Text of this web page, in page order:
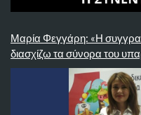
Μαρία Φεγγάρη: «Η
διασχίζω τα σύνορα του